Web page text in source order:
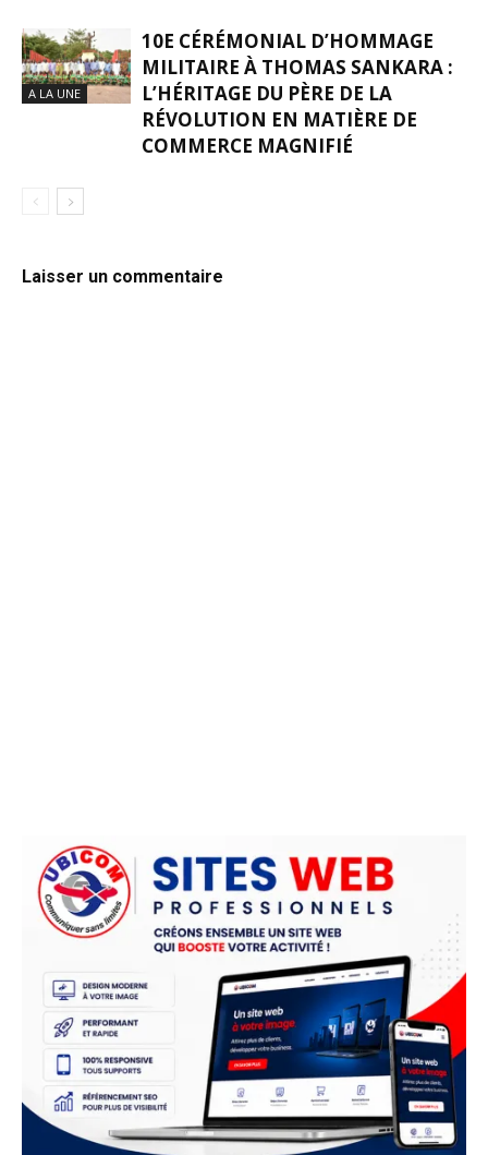
A LA UNE
10E CÉRÉMONIAL D’HOMMAGE
MILITAIRE À THOMAS SANKARA :
L’HÉRITAGE DU PÈRE DE LA
RÉVOLUTION EN MATIÈRE DE
COMMERCE MAGNIFIÉ
Laisser un commentaire